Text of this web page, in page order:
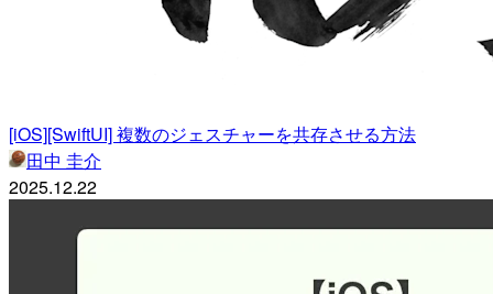
[iOS][SwiftUI] 複数のジェスチャーを共存させる方法
田中 圭介
2025.12.22